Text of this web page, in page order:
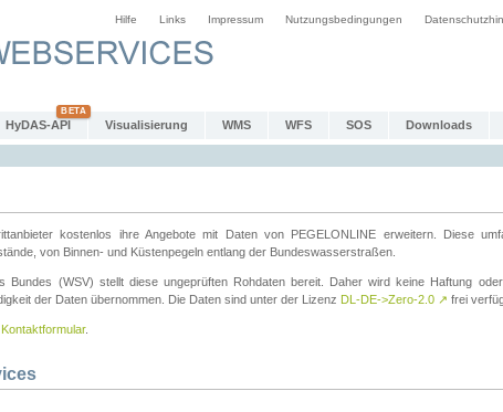
Hilfe Links Impressum Nutzungsbedingungen
HyDAS-API Visualisierung WMS WFS SOS Downloads
kostenlos ihre Angebote mit Daten von PEGELONLINE erweitern. Diese
von Binnen- und Küstenpegeln entlang der Bundeswasserstraßen.
Bundes (WSV) stellt diese ungeprüften Rohdaten bereit. Daher wird keine Haftung
der Daten übernommen. Die Daten sind unter der Lizenz DL-DE->Zero-2.0 ↗ frei
Kontaktformular.